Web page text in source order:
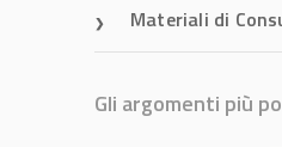
Materiali di
Gli argomenti più